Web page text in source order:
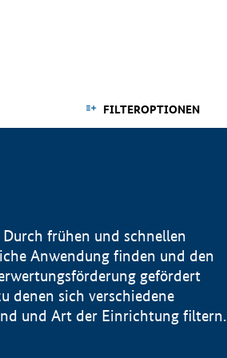
FILTEROPTIONEN
frühen und schnellen
Anwendung finden und den
gefördert
denen sich verschiedene
und Art der Einrichtung filtern.